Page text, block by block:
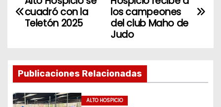
a
g
a
los campeones
del club Maho de
Judo
cuadró con la
Teletón 2025
Publicaciones Relacionadas
ALTO HOSPICIO